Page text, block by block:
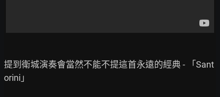
提到衛城演奏會當然不能不提這首永遠的經典 - 「Sant
orini」